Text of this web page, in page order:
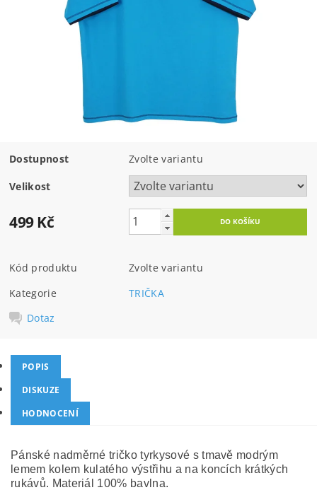
Dostupnost Zvolte variantu
Velikost
499 Kč
Kód produktu
Zvolte variantu
Kategorie
TRIČKA
Dotaz
POPIS
DISKUZE
HODNOCENÍ
Pánské nadměrné tričko tyrkysové s tmavě modrým
lemem kolem kulatého výstřihu a na koncích krátkých
rukávů. Materiál 100% bavlna.